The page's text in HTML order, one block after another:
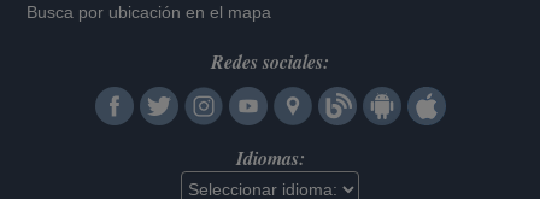
Busca por ubicación en el mapa
Redes sociales:
Idiomas: